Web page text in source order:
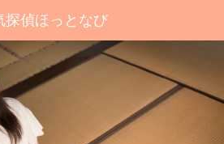
探偵ほっとなび